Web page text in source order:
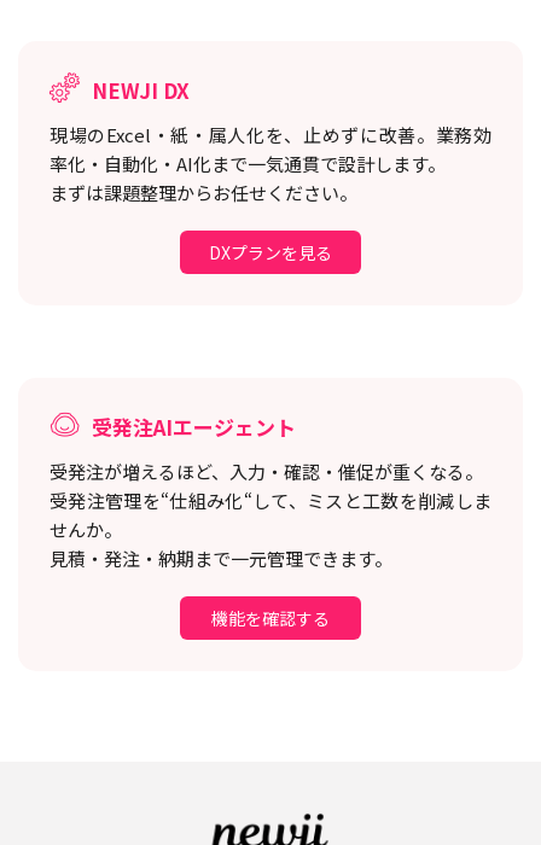
NEWJI DX
現場のExcel・紙・属人化を、止めずに改善。 業務効
率化・自動化・AI化まで一気通貫で設計します。
まずは課題整理からお任せください。
DXプランを見る
受発注AIエージェント
受発注が増えるほど、入力・確認・催促が重くなる。
受発注管理を“仕組み化“して、ミスと工数を削減しま
せんか。
見積・発注・納期まで一元管理できます。
機能を確認する